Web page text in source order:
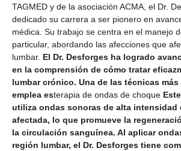
TAGMED y de la asociación ACMA, el Dr.
dedicado su carrera a ser pionero en
médica. Su trabajo se centra en el manejo
particular, abordando las afecciones que
lumbar. El Dr. Desforges ha logrado
en la comprensión de cómo tratar
lumbar crónico. Una de las técnicas
emplea esterapia de ondas de choque
utiliza ondas sonoras de alta intensidad
afectada, lo que promueve la
la circulación sanguínea. Al aplicar
región lumbar, el Dr. Desforges tiene